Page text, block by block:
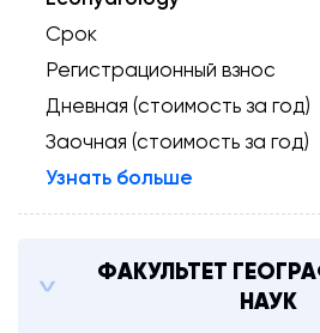
Срок
Регистрационный взнос
Дневная (стоимость за год)
Заочная (стоимость за год)
Узнать больше
ФАКУЛЬТЕТ
НАУК